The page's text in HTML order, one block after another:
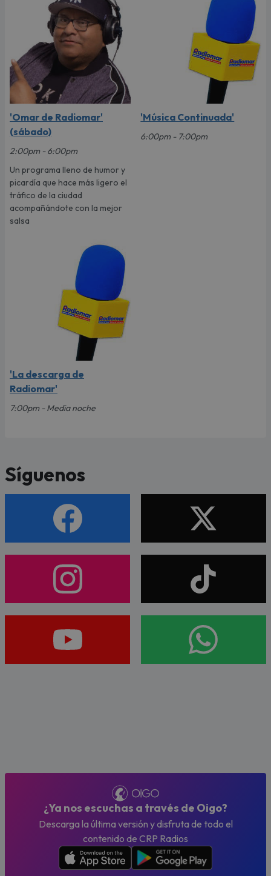
'Omar de Radiomar'
(sábado)
2:00pm - 6:00pm
Un programa lleno de humor y
picardía que hace más ligero el
tráfico de la ciudad
acompañándote con la mejor
salsa
'Música Continuada'
6:00pm - 7:00pm
'La descarga de
Radiomar'
7:00pm - Media noche
Síguenos
¿Ya nos escuchas a través de Oigo?
Descarga la última versión y disfruta de todo el
contenido de CRP Radios